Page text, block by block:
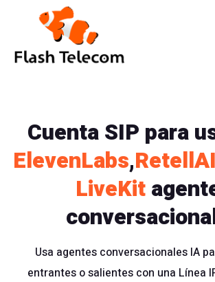
Cuenta SIP para
ElevenLabs,RetellAI
LiveKit
Usa agentes conversacionales IA
entrantes o salientes con una Línea